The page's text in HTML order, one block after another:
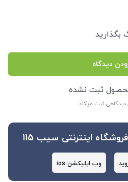
بگذارید
دیدگاه
ثبت نشده
دیدگاهی ثبت میکند
اینترنتی سیب 115
وب اپلیکشن ios